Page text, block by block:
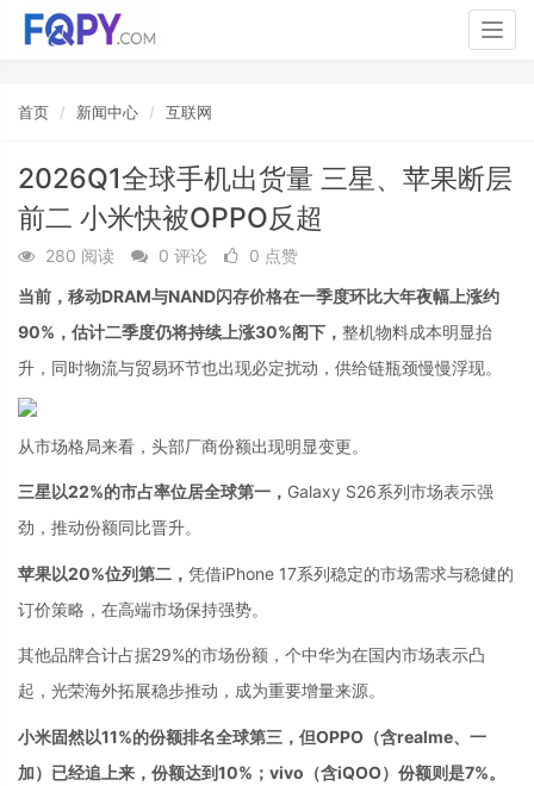
首页 新闻中心 互联网
2026Q1全球手机出货量 三星、苹果断层
前二 小米快被OPPO反超
280 阅读 0 评论
0 点赞
当前，移动DRAM与NAND闪存价格在一季度环比大年夜幅上涨约
90%，估计二季度仍将持续上涨30%阁下， 整机物料成本明显抬
升，同时物流与贸易环节也出现必定扰动，供给链瓶颈慢慢浮现。
从市场格局来看，头部厂商份额出现明显变更。
三星以22%的市占率位居全球第一， Galaxy S26系列市场表示强
劲，推动份额同比晋升。
苹果以20%位列第二， 凭借iPhone 17系列稳定的市场需求与稳健的
订价策略，在高端市场保持强势。
其他品牌合计占据29%的市场份额，个中华为在国内市场表示凸
起，光荣海外拓展稳步推动，成为重要增量来源。
小米固然以11%的份额排名全球第三，但OPPO（含realme、一
加）已经追上来，份额达到10%；vivo（含iQOO）份额则是7%。